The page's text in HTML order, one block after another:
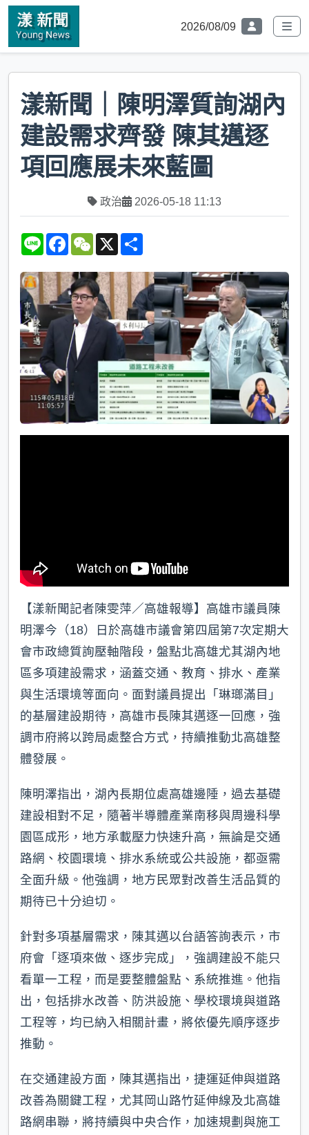
2026/08/09
漾新聞｜陳明澤質詢湖內
建設需求齊發 陳其邁逐
項回應展未來藍圖
政治 2026-05-18 11:13
L
e
F
e
b
o
o
k
W
h
a
t
X
r
e
【漾新聞記者陳雯萍／高雄報導】高雄市議員陳
明澤今（18）日於高雄市議會第四屆第7次定期大
會市政總質詢壓軸階段，盤點北高雄尤其湖內地
區多項建設需求，涵蓋交通、教育、排水、產業
與生活環境等面向。面對議員提出「琳瑯滿目」
的基層建設期待，高雄市長陳其邁逐一回應，強
調市府將以跨局處整合方式，持續推動北高雄整
體發展。
陳明澤指出，湖內長期位處高雄邊陲，過去基礎
建設相對不足，隨著半導體產業南移與周邊科學
園區成形，地方承載壓力快速升高，無論是交通
路網、校園環境、排水系統或公共設施，都亟需
全面升級。他強調，地方民眾對改善生活品質的
期待已十分迫切。
針對多項基層需求，陳其邁以台語答詢表示，市
府會「逐項來做、逐步完成」，強調建設不能只
看單一工程，而是要整體盤點、系統推進。他指
出，包括排水改善、防洪設施、學校環境與道路
工程等，均已納入相關計畫，將依優先順序逐步
推動。
在交通建設方面，陳其邁指出，捷運延伸與道路
改善為關鍵工程，尤其岡山路竹延伸線及北高雄
路網串聯，將持續與中央合作，加速規劃與施工